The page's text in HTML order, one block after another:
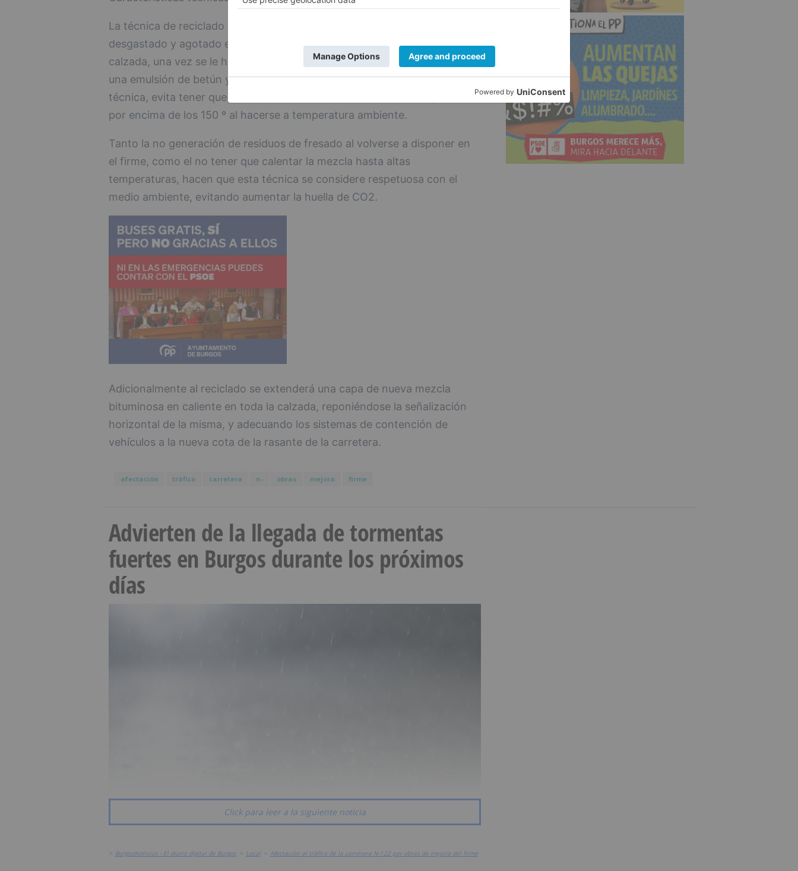
La técnica de reciclado en frio permite que el 100 % del firme actualmente
desgastado y agotado estructuralmente, vuelva a disponerse en la
calzada, una vez se le ha fresado, y se le haya añadido y envuelto con
una emulsión de betún y aditivos que rejuvenecen el pavimento. Esta
técnica, evita tener que calentar la mezcla bituminosa hasta temperaturas
por encima de los 150 º al hacerse a temperatura ambiente.
Tanto la no generación de residuos de fresado al volverse a disponer en
el firme, como el no tener que calentar la mezcla hasta altas
temperaturas, hacen que esta técnica se considere respetuosa con el
medio ambiente, evitando aumentar la huella de CO2.
Adicionalmente al reciclado se extenderá una capa de nueva mezcla
bituminosa en caliente en toda la calzada, reponiéndose la señalización
horizontal de la misma, y adecuando los sistemas de contención de
vehículos a la nueva cota de la rasante de la carretera.
afectación tráfico carretera n- obras mejora firme
Advierten de la llegada de tormentas
fuertes en Burgos durante los próximos
días
Click para leer a la siguiente noticia
> BurgosNoticias - El diario digital de Burgos > Local > Afectación al tráfico de la carretera N-122 por obras de mejora del firme